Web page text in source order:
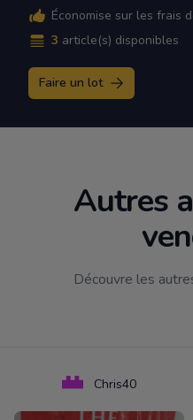
Économise sur les frais
3 article(s) disponibles
Faire un lot
Autres
Découvre les
Chris40